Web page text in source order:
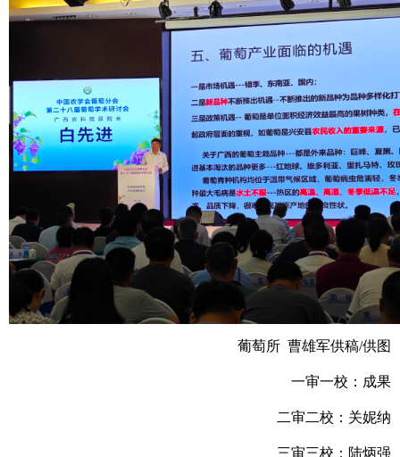
葡萄所 曹雄军供稿/供图
一审一校：成果
二审二校：关妮纳
三审三校：陆炳强